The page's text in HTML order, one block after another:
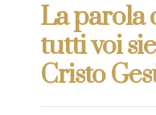
La parola
tutti voi
Cristo